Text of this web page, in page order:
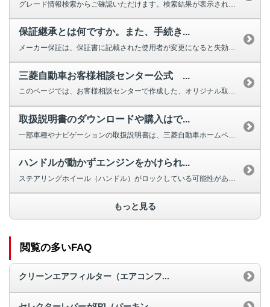
保証継承とは何ですか。また、手続き...
メーカー保証は、保証書に記載された使用者が変更になると失効しますが、車両の...
三菱自動車お客様相談センター公式 ...
このページでは、お客様相談センターで作成した、オリジナル取扱説明動画を掲載...
取扱説明書のダウンロードや購入はで...
ハンドルが動かずエンジンをかけられ...
ステアリングホイール（ハンドル）がロックしている可能性があります。 ほと...
もっと見る
閲覧の多いFAQ
クリーンエアフィルター（エアコンフ...